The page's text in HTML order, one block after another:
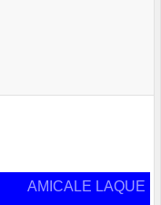
AMICALE LAQUE